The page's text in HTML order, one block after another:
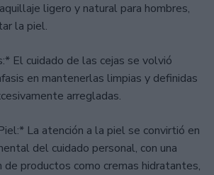
ligero y natural para hombres,
la piel.
El cuidado de las cejas se volvió
en mantenerlas limpias y definidas
arregladas.
La atención a la piel se convirtió en
del cuidado personal, con una
de productos como cremas hidratantes,